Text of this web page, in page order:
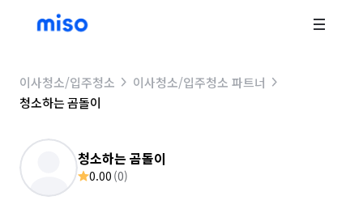
이사청소/입주청소
이사청소/입주청소 파트너
청소하는 곰돌이
청소하는 곰돌이
0.00 (0)